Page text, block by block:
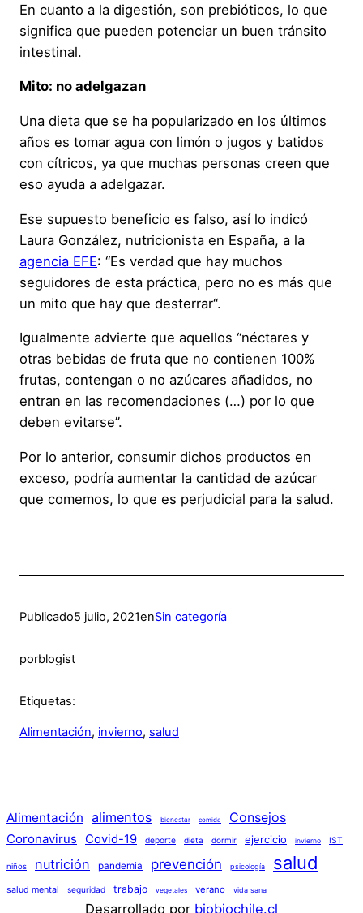
En cuanto a la digestión, son prebióticos, lo que
significa que pueden potenciar un buen tránsito
intestinal.
Mito: no adelgazan
Una dieta que se ha popularizado en los últimos
años es tomar agua con limón o jugos y batidos
con cítricos, ya que muchas personas creen que
eso ayuda a adelgazar.
Ese supuesto beneficio es falso, así lo indicó
Laura González, nutricionista en España, a la
agencia EFE: “Es verdad que hay muchos
seguidores de esta práctica, pero no es más que
un mito que hay que desterrar“.
Igualmente advierte que aquellos “néctares y
otras bebidas de fruta que no contienen 100%
frutas, contengan o no azúcares añadidos, no
entran en las recomendaciones (…) por lo que
deben evitarse”.
Por lo anterior, consumir dichos productos en
exceso, podría aumentar la cantidad de azúcar
que comemos, lo que es perjudicial para la salud.
Publicado5 julio, 2021enSin categoría
porblogist
Etiquetas:
Alimentación, invierno, salud
Alimentación alimentos bienestar comida Consejos
Coronavirus Covid-19 deporte dieta dormir ejercicio invierno IST
niños nutrición pandemia prevención psicología salud
salud mental seguridad trabajo vegetales verano vida sana
Desarrollado por biobiochile.cl